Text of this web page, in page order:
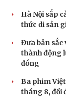
Hà Nội sắp
thức di sản
Đưa bản sắc
thành động
đồng
Ba phim
tháng 8, đối